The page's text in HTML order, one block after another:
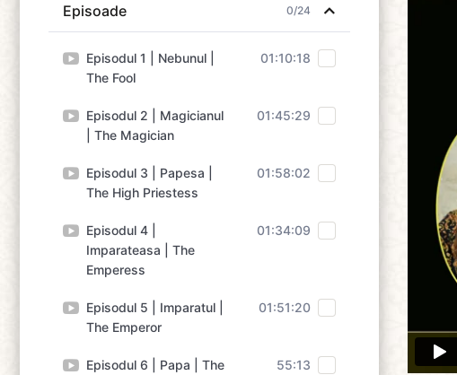
Episoade 0/24
Episodul 1 | Nebunul |
The Fool
01:10:18
Episodul 2 | Magicianul
| The Magician
01:45:29
Episodul 3 | Papesa |
The High Priestess
01:58:02
Episodul 4 |
Imparateasa | The
Emperess
01:34:09
Episodul 5 | Imparatul |
The Emperor
01:51:20
Episodul 6 | Papa | The
55:13